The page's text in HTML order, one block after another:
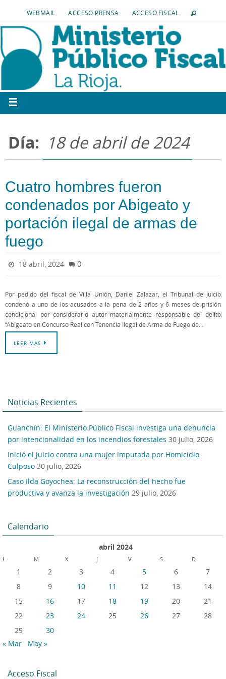
WEBMAIL ACCESO PRENSA ACCESO FISCAL
Día: 18 de abril de 2024
Cuatro hombres fueron
condenados por Abigeato y
portación ilegal de armas de
fuego
18 abril, 2024 0
Por pedido del fiscal de Villa Unión, Daniel Zalazar, el Tribunal de Juicio
condenó a uno de los acusados a la pena de 2 años y 6 meses de prisión
condicional por considerarlo autor materialmente responsable del delito
“Abigeato en Concurso Real con Tenencia Ilegal de Arma de Fuego de…
LEER MAS
Noticias Recientes
Guanchín: El Ministerio Público Fiscal investiga una denuncia
por intencionalidad en los incendios forestales 30 julio, 2026
Inició el juicio contra una mujer imputada por Homicidio
Culposo 30 julio, 2026
Caso Ilda Goyochea: La reconstrucción del hecho fue
productiva y avanza la investigación 29 julio, 2026
Calendario
abril 2024
L M X J V S D
1 2 3 4 5 6
7
8
9 10 11 12 13
14
15
16 17 18 19 20
21
22
23 24 25 26 27
28
29
30
« Mar
May »
Acceso Fiscal